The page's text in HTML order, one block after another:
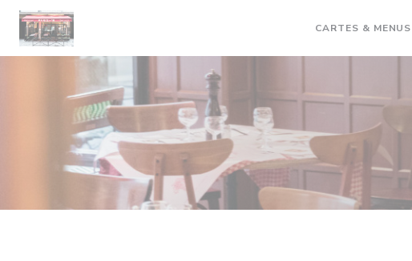
Personnalisation de vos choix en matière de cookies
CARTES & MENUS